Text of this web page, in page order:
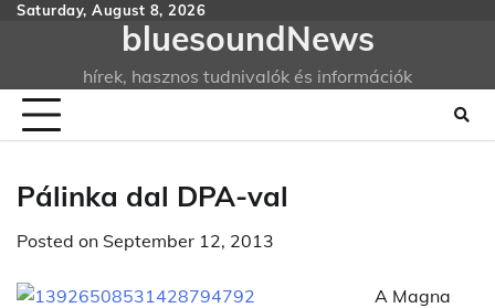
SkipSaturday, August 8, 2026
bluesoundNews
hírek, hasznos tudnivalók és információk
Pálinka dal DPA-val
Posted on September 12, 2013
A Magna